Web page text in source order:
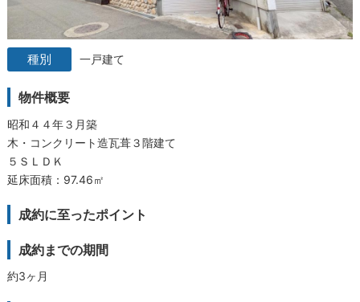
一戸建て
物件概要
昭和４４年３月築
木・コンクリート造瓦葺３階建て
５ＳＬＤＫ
延床面積：97.46㎡
成約に至ったポイント
成約までの期間
約3ヶ月